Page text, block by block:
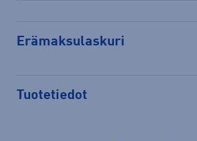
Erämaksulaskuri
Tuotetiedot